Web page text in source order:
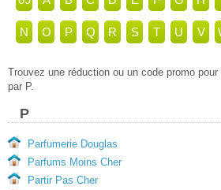
N O P Q R S T U V
Trouvez une réduction ou un code promo
par P.
P
Parfumerie Douglas
Parfums Moins Cher
Partir Pas Cher